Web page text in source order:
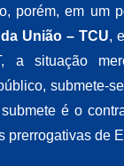
porém, em um
União – TCU,
a situação
submete-
é o
prerrogativas de